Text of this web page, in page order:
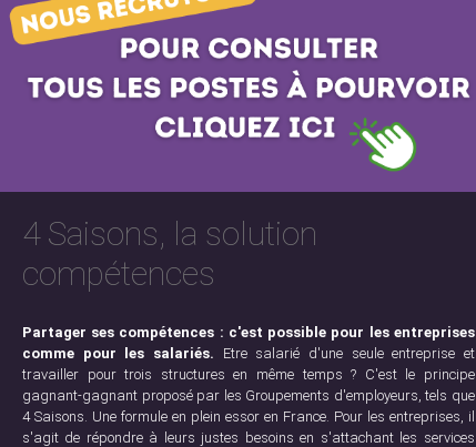
4 Saisons, la solution
compétences
Partager ses compétences : c'est possible pour les entreprises
comme pour les salariés. Etre salarié d'une seule entreprise et
travailler pour trois structures en même temps ? C'est le principe
gagnant-gagnant proposé par les Groupements d'employeurs, tels que
4 Saisons. Une formule en plein essor en France. Pour les entreprises, il
s'agit de répondre à leurs justes besoins en s'attachant les services